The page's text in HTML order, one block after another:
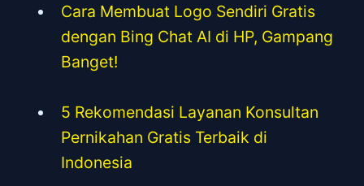
Cara Membuat Logo Sendiri Gratis
dengan Bing Chat AI di HP, Gampang
Banget!
5 Rekomendasi Layanan Konsultan
Pernikahan Gratis Terbaik di
Indonesia